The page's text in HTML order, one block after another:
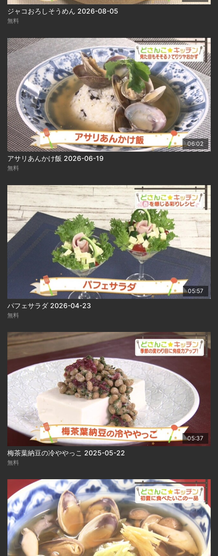
ジャコおろしそうめん 2026-08-05
無料
06:02
アサリあんかけ飯 2026-06-19
無料
05:57
パフェサラダ 2026-04-23
無料
05:37
梅茶葉納豆の冷ややっこ 2025-05-22
無料